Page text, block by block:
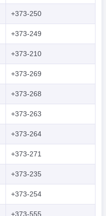
+373-250
+373-249
+373-210
+373-269
+373-268
+373-263
+373-264
+373-271
+373-235
+373-254
+373-555